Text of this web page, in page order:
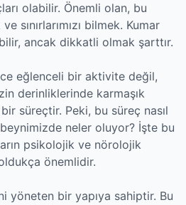
olabilir. Önemli olan, bu
sınırlarımızı bilmek. Kumar
ancak dikkatli olmak şarttır.
eğlenceli bir aktivite değil,
derinliklerinde karmaşık
süreçtir. Peki, bu süreç nasıl
neler oluyor? İşte bu
psikolojik ve nörolojik
önemlidir.
yöneten bir yapıya sahiptir. Bu